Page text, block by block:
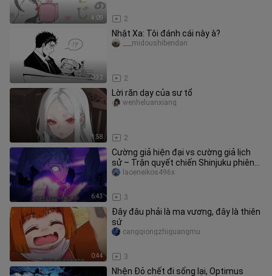
4:09 2
0:32
Nhật Xa: Tôi đánh cái này à?
2
___midoushibendan
1:58
Lời răn dạy của sư tổ
2
wenheluanxiang
6:43
Cường giả hiện đại vs cường giả lịch
sử – Trận quyết chiến Shinjuku phiên
bản đầy đủ
3
laoeneikos496x
0:44
Đây đâu phải là ma vương, đây là thiên
sứ
3
cangqiongzhiguangmu
Nhện Đỏ chết đi sống lại, Optimus